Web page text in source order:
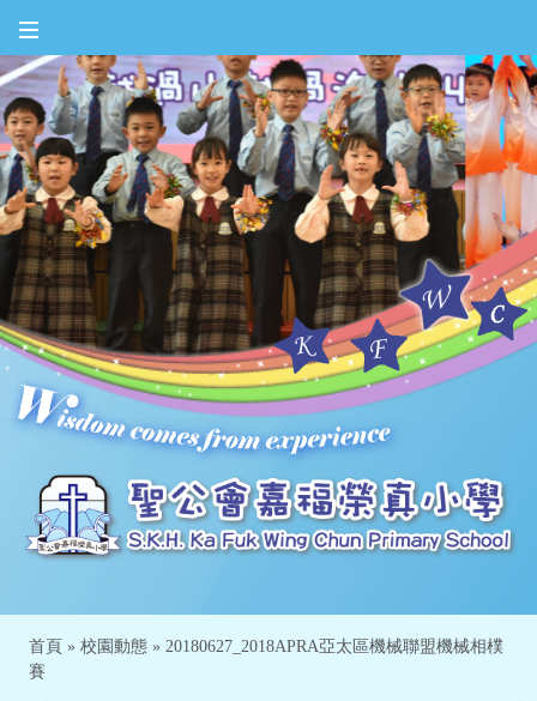
首頁 » 校園動態 » 20180627_2018APRA亞太區機械聯盟機械相樸
賽